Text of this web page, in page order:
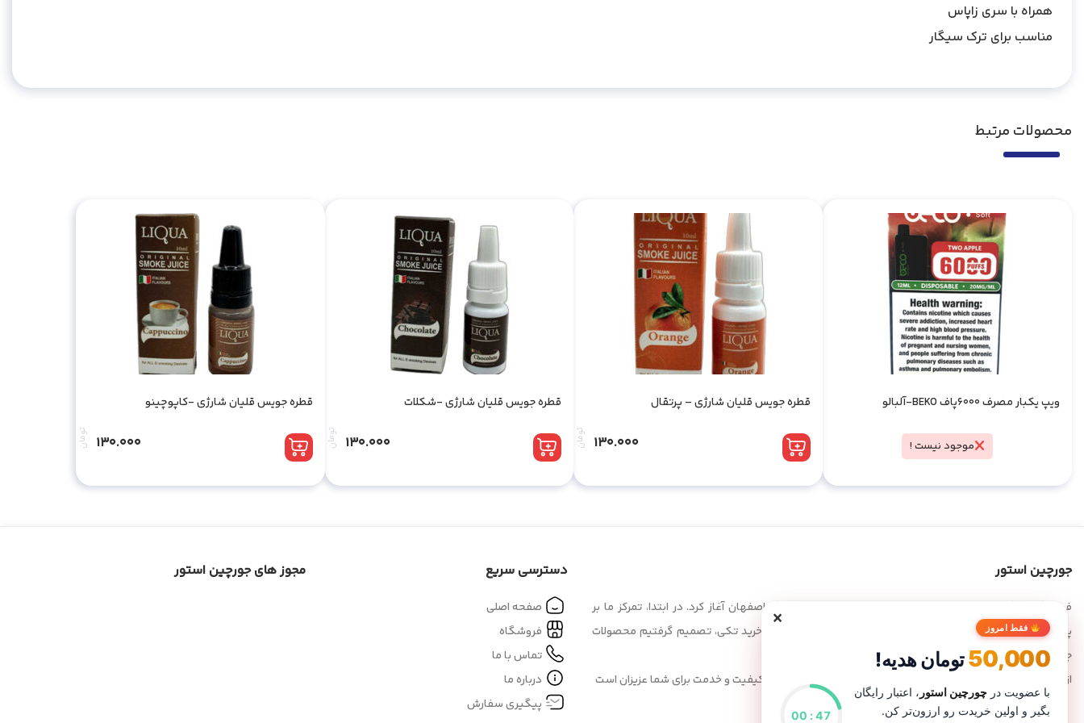
همراه با سری زاپاس
مناسب برای ترک سیگار
محصولات مرتبط
ویپ یکبار مصرف 6000پاف BEKO-آلبالو
موجود نیست !
قطره جویس قلیان شارژی – پرتقال
تومان 130.000
قطره جویس قلیان شارژی -شکلات
تومان 130.000
قطره جویس قلیان شارژی -کاپوچینو
تومان 130.000
جورچین استور
فروشگاه بزرگ جورچین فعالیت خود را از سال ۱۳۷۷ در بازار بزرگ اصفهان آغاز کرد. در ابتدا، تمرکز ما بر
پخش عمده محصولات بود؛ اما با گذشت زمان و افزایش تقاضا برای خرید تکی، تصمیم گرفتیم محصولات
جورچین را در بستر اینترنت نیز در دسترس مشتریان عزیز قرار دهیم.
از اولین روزهای فعالیت تا امروز، هدف اصلی ما همیشه ارائه بهترین کیفیت و خدمت برای شما عزیزان است
دسترسی سریع
صفحه اصلی
فروشگاه
تماس با ما
درباره ما
پیگیری سفارش
مجوز های جورچین استور
× فقط امروز
50,000تومان هدیه!
با عضویت در چورچین استور ، اعتبار رایگان
بگیر و اولین خریدت رو ارزون‌تر کن.
46
:
00